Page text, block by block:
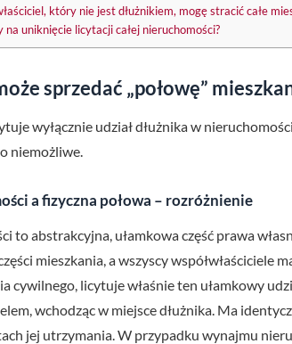
który nie jest dłużnikiem, mogę stracić całe
na uniknięcie licytacji całej nieruchomości?
sprzedać „połowę”
wyłącznie udział dłużnika w
niemożliwe.
a fizyczna połowa – rozróżnienie
to abstrakcyjna, ułamkowa część prawa
mieszkania, a wszyscy współwłaściciele
cywilnego, licytuje właśnie ten ułamkowy
wchodząc w miejsce dłużnika. Ma
jej utrzymania. W przypadku wynajmu